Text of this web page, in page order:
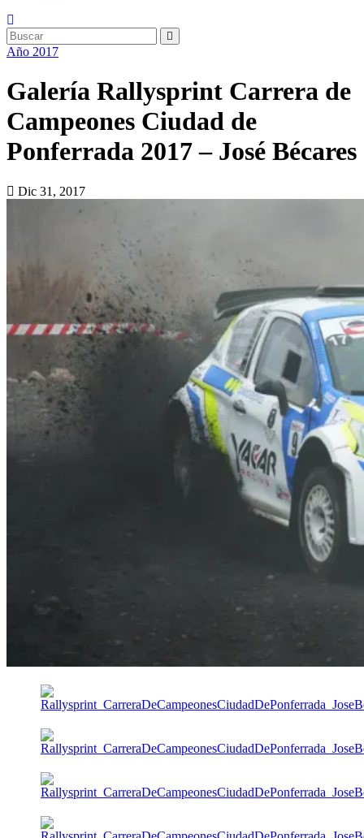
Año 2017
Galería Rallysprint Carrera de
Campeones Ciudad de
Ponferrada 2017 – José Bécares
Dic 31, 2017